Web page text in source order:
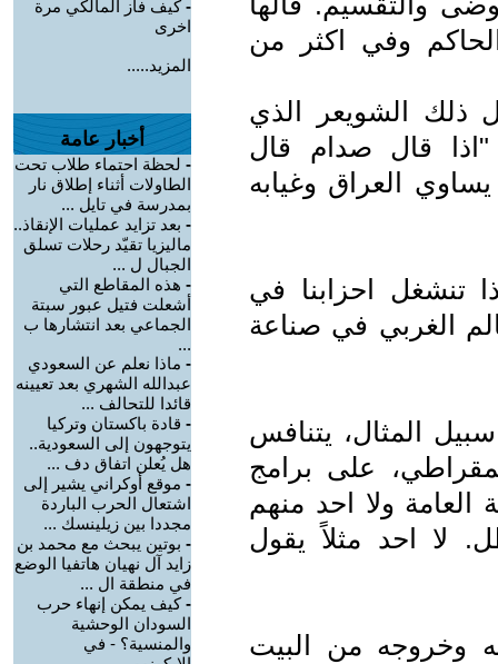
وفي اكثر من
ذلك الشويعر الذي
قال صدام قال
العراق وغيابه
تنشغل احزابنا في
الغربي في صناعة
المثال، يتنافس
على برامج
العامة ولا احد منهم
لا احد مثلاً يقول
وخروجه من البيت
-كيف فاز المالكي مرة
اخرى
المزيد.....
أخبار عامة
- لحظة احتماء طلاب تحت
الطاولات أثناء إطلاق نار
بمدرسة في تايل ...
- بعد تزايد عمليات الإنقاذ..
ماليزيا تقيّد رحلات تسلق
الجبال ل ...
- هذه المقاطع التي
أشعلت فتيل عبور سبتة
الجماعي بعد انتشارها ب
...
- ماذا نعلم عن السعودي
عبدالله الشهري بعد تعيينه
قائدا للتحالف ...
- قادة باكستان وتركيا
يتوجهون إلى السعودية..
هل يُعلن اتفاق دف ...
- موقع أوكراني يشير إلى
اشتعال الحرب الباردة
مجددا بين زيلينسك ...
- بوتين يبحث مع محمد بن
زايد آل نهيان هاتفيا الوضع
في منطقة ال ...
-كيف يمكن إنهاء حرب
السودان الوحشية
والمنسية؟ - في